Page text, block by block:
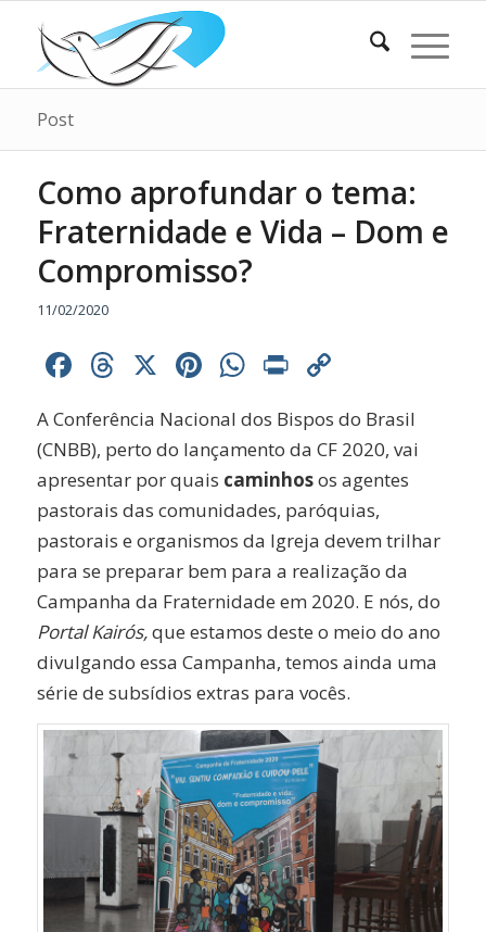
Post
Como aprofundar o tema:
Fraternidade e Vida – Dom e
Compromisso?
11/02/2020
Facebook
Threads
X Pinterest
WhatsApp
Print
A Conferência Nacional dos Bispos do Brasil
(CNBB), perto do lançamento da CF 2020, vai
apresentar por quais caminhosos agentes
pastorais das comunidades, paróquias,
pastorais e organismos da Igreja devem trilhar
para se preparar bem para a realização da
Campanha da Fraternidade em 2020. E nós, do
Portal Kairós,que estamos deste o meio do ano
divulgando essa Campanha, temos ainda uma
série de subsídios extras para vocês.